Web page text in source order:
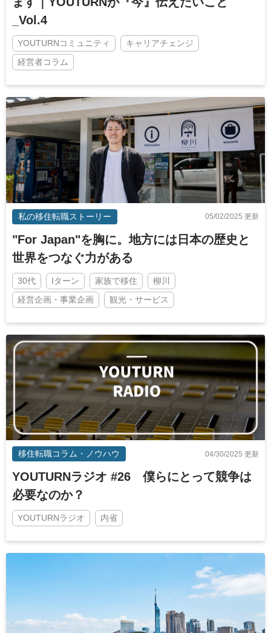
_Vol.4
YOUTURNコミュニティ
キャリアチェンジ
経営者コラム
私の移住転職ストーリー 05/02/2025 更新
"For Japan"を胸に。地方には日本の歴史と
世界をつなぐ力がある
30代 Iターン 家族で移住
柳川
経営企画・事業企画
観光・サービス
移住転職コラム・ノウハウ 04/30/2025 更新
YOUTURNラジオ #26 僕らにとって競争は
必要なのか？
YOUTURNラジオ 内省